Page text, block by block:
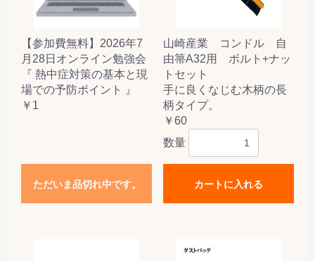
【参加費無料】2026年7
月28日オンライン勉強会
『 熱中症対策の基本と現
場での予防ポイント 』
￥1
ただいま品切れ中です。
山崎産業 コンドル 自
由箒A32用 ボルト+ナッ
トセット
手に良くなじむ木柄の長
柄タイプ。
￥60
数量
カートに入れる